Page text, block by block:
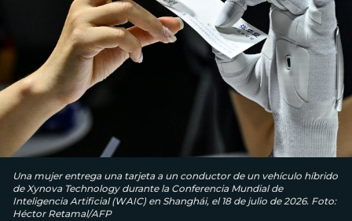
Una mujer entrega una tarjeta a un conductor de un vehículo híbrido
de Xynova Technology durante la Conferencia Mundial de
Inteligencia Artificial (WAIC) en Shanghái, el 18 de julio de 2026. Foto:
Héctor Retamal/AFP